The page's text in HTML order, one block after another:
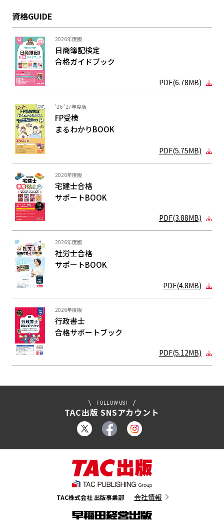
資格GUIDE
2026年度版
日商簿記検定
合格ガイドブック
PDF(6.78MB)
'26-'27年度版
FP受検
まるわかりBOOK
PDF(5.75MB)
2026年度版
宅建士合格
サポートBOOK
PDF(3.88MB)
2026年度版
社労士合格
サポートBOOK
PDF(4.8MB)
2026年度版
行政書士
合格サポートブック
PDF(5.12MB)
FOLLOW US !
TAC出版 SNSアカウント
TAC株式会社 出版事業部 会社情報